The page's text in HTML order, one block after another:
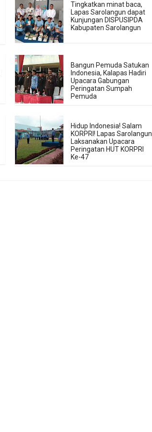
Tingkatkan minat baca,
Lapas Sarolangun dapat
Kunjungan DISPUSIPDA
Kabupaten Sarolangun
Bangun Pemuda Satukan
Indonesia, Kalapas Hadiri
Upacara Gabungan
Peringatan Sumpah
Pemuda
Hidup Indonesia! Salam
KORPRI! Lapas Sarolangun
Laksanakan Upacara
Peringatan HUT KORPRI
Ke-47